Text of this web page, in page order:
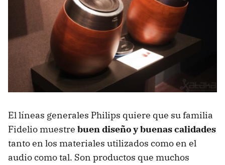
El líneas generales Philips quiere que su familia
Fidelio muestre buen diseño y buenas calidades
tanto en los materiales utilizados como en el
audio como tal. Son productos que muchos